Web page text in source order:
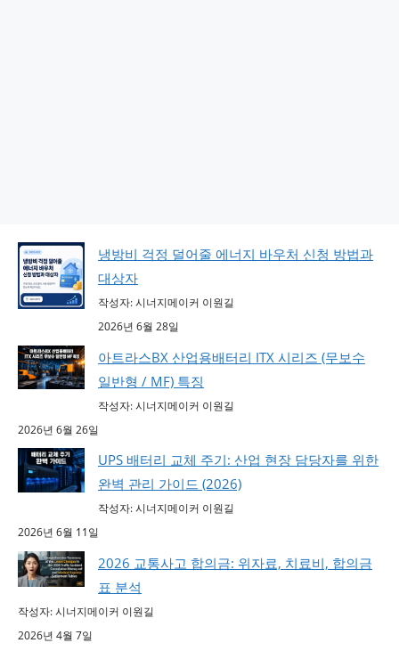
냉방비 걱정 덜어줄 에너지 바우처 신청 방법과
대상자
작성자: 시너지메이커 이원길
2026년 6월 28일
아트라스BX 산업용배터리 ITX 시리즈 (무보수
일반형 / MF) 특징
작성자: 시너지메이커 이원길
2026년 6월 26일
UPS 배터리 교체 주기: 산업 현장 담당자를 위한
완벽 관리 가이드 (2026)
작성자: 시너지메이커 이원길
2026년 6월 11일
2026 교통사고 합의금: 위자료, 치료비, 합의금
표 분석
작성자: 시너지메이커 이원길
2026년 4월 7일